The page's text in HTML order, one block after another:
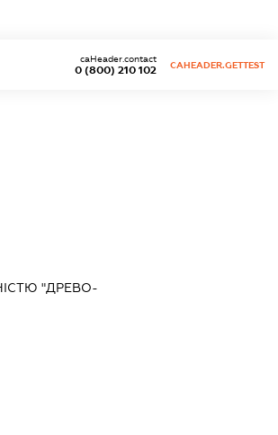
0 (800) 210 102
caHeader.contact
CAHEADER.GETTEST
"ДРЕВО-